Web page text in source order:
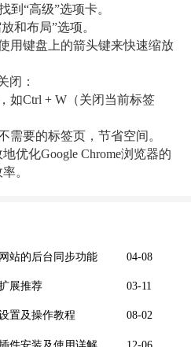
到“高级”选项卡。
和布局”选项。
用键盘上的箭头键来快速缩放
闭：
如Ctrl + W（关闭当前标签
需要的标签页，节省空间。
优化Google Chrome浏览器的
。
站的后台同步功能 04-08
展推荐 03-11
置及操作教程 08-02